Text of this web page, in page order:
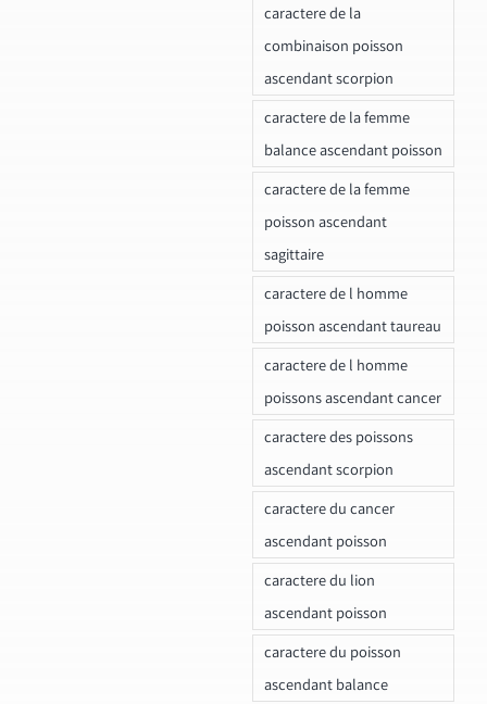
caractere de la
combinaison poisson
ascendant scorpion
caractere de la femme
balance ascendant poisson
caractere de la femme
poisson ascendant
sagittaire
caractere de l homme
poisson ascendant taureau
caractere de l homme
poissons ascendant cancer
caractere des poissons
ascendant scorpion
caractere du cancer
ascendant poisson
caractere du lion
ascendant poisson
caractere du poisson
ascendant balance